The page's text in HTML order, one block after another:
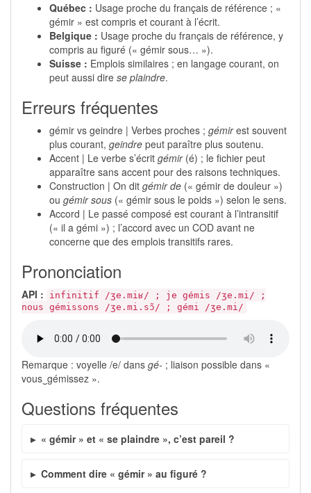
Québec : Usage proche du français de référence ; «
gémir » est compris et courant à l’écrit.
Belgique : Usage proche du français de référence, y
compris au figuré (« gémir sous… »).
Suisse : Emplois similaires ; en langage courant, on
peut aussi dire se plaindre.
Erreurs fréquentes
gémir vs geindre | Verbes proches ; gémirest souvent
plus courant, geindre peut paraître plus soutenu.
Accent | Le verbe s’écrit gémir(é) ; le fichier peut
apparaître sans accent pour des raisons techniques.
Construction | On dit gémir de (« gémir de douleur »)
ou gémir sous (« gémir sous le poids ») selon le sens.
Accord | Le passé composé est courant à l’intransitif
(« il a gémi ») ; l’accord avec un COD avant ne
concerne que des emplois transitifs rares.
Prononciation
API :
infinitif /ʒe.miʁ/ ; je gémis /ʒe.mi/ ;
nous gémissons /ʒe.mi.sɔ̃/ ; gémi /ʒe.mi/
Remarque : voyelle /e/ dans gé- ; liaison possible dans «
vous‿gémissez ».
Questions fréquentes
« gémir » et « se plaindre », c’est pareil ?
Comment dire « gémir » au figuré ?